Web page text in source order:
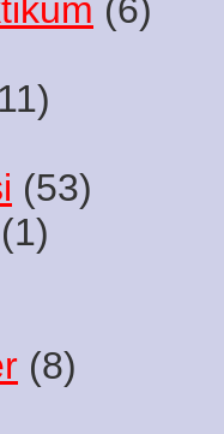
(6)
(53)
(1)
(8)